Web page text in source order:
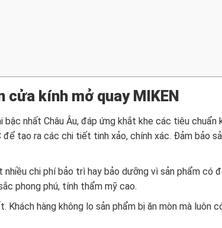
kính mở quay MIKEN
nhất Châu Âu, đáp ứng khắt khe các tiêu chuẩn
tạo ra các chi tiết tinh xảo, chính xác. Đảm bảo
chi phí bảo trì hay bảo dưỡng vì sản phẩm có
phong phú, tính thẩm mỹ cao.
hàng không lo sản phẩm bị ăn mòn mà luôn